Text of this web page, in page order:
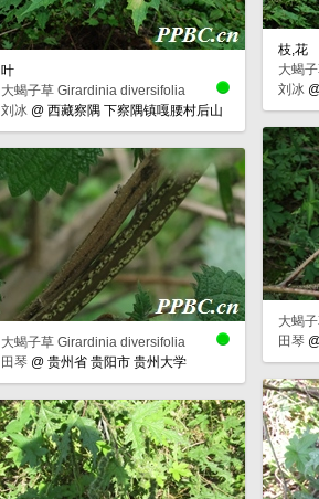
枝,花
大蝎
刘冰
叶
大蝎子草 Girardinia diversifolia
刘冰 @西藏察隅 下察隅镇嘎腰村后山
大蝎
田琴
大蝎子草 Girardinia diversifolia
田琴 @贵州省 贵阳市 贵州大学